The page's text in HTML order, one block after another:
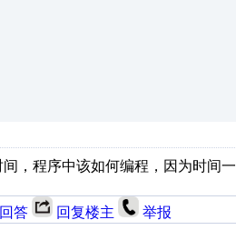
，程序中该如何编程，因为时间
答 回复楼主 举报